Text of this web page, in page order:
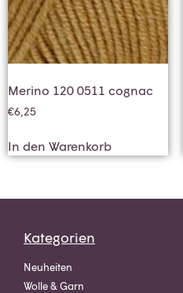
Merino 120 0511 cognac
€6,25
In den Warenkorb
Kategorien
Neuheiten
Wolle & Garn